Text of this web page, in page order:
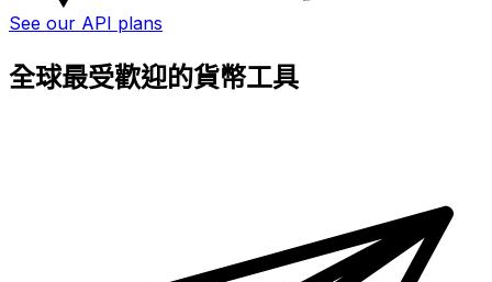
See our API plans
全球最受歡迎的貨幣工具